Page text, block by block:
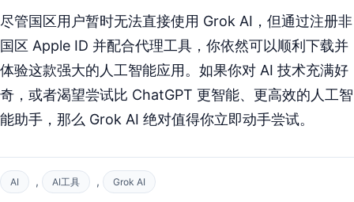
尽管国区用户暂时无法直接使用 Grok AI，但通过注册非
国区 Apple ID 并配合代理工具，你依然可以顺利下载并
体验这款强大的人工智能应用。如果你对 AI 技术充满好
奇，或者渴望尝试比 ChatGPT 更智能、更高效的人工智
能助手，那么 Grok AI 绝对值得你立即动手尝试。
AI , AI工具 , Grok AI